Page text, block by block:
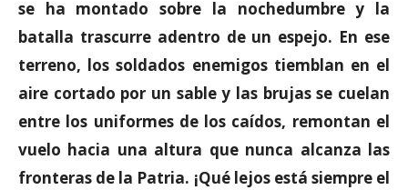
se ha montado sobre la nochedumbre y la
batalla trascurre adentro de un espejo. En ese
terreno, los soldados enemigos tiemblan en el
aire cortado por un sable y las brujas se cuelan
entre los uniformes de los caídos, remontan el
vuelo hacia una altura que nunca alcanza las
fronteras de la Patria. ¡Qué lejos está siempre el